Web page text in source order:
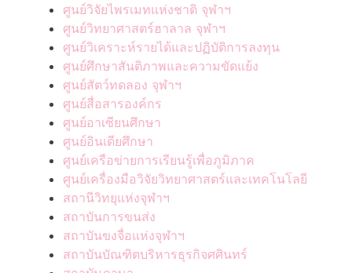
ศูนย์วิจัยไพรเมทแห่งชาติ จุฬาฯ
ศูนย์วิทยาศาสตร์ฮาลาล จุฬาฯ
ศูนย์วิเคราะห์รายได้และปฏิบัติการลงทุน
ศูนย์ศึกษาสันติภาพและความขัดแย้ง
ศูนย์สัตว์ทดลอง จุฬาฯ
ศูนย์สื่อสารองค์กร
ศูนย์อาเซียนศึกษา
ศูนย์อินเดียศึกษา
ศูนย์เครือข่ายการเรียนรู้เพื่อภูมิภาค
ศูนย์เครื่องมือวิจัยวิทยาศาสตร์และเทคโนโลยี
สถานีวิทยุแห่งจุฬาฯ
สถาบันการขนส่ง
สถาบันขงจื่อแห่งจุฬาฯ
สถาบันบัณฑิตบริหารธุรกิจศศินทร์